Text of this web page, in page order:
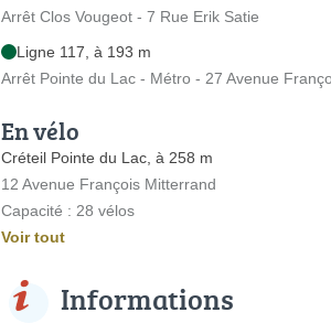
Arrêt Clos Vougeot - 7 Rue Erik Satie
Ligne 117, à 193 m
Arrêt Pointe du Lac - Métro - 27 Avenue
En vélo
Créteil Pointe du Lac, à 258 m
12 Avenue François Mitterrand
Capacité : 28 vélos
Voir tout
Informations